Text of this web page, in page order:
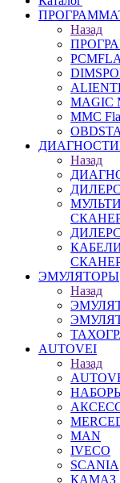
Назад
MAGIC
MMC
Назад
ЭМУЛЯТОРЫ
Назад
AUTOVEI
Назад
MAN
IVECO
SCANIA
КАМАЗ